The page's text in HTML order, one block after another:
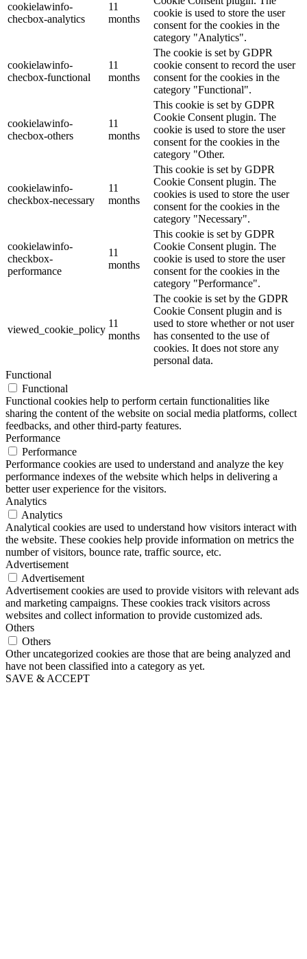
cookielawinfo-
checbox-analytics
11
months
cookie is used to store the user
consent for the cookies in the
category "Analytics".
cookielawinfo-
checbox-functional
11
months
The cookie is set by GDPR
cookie consent to record the user
consent for the cookies in the
category "Functional".
cookielawinfo-
checbox-others
11
months
This cookie is set by GDPR
Cookie Consent plugin. The
cookie is used to store the user
consent for the cookies in the
category "Other.
cookielawinfo-
checkbox-necessary
11
months
This cookie is set by GDPR
Cookie Consent plugin. The
cookies is used to store the user
consent for the cookies in the
category "Necessary".
cookielawinfo-
checkbox-
performance
11
months
This cookie is set by GDPR
Cookie Consent plugin. The
cookie is used to store the user
consent for the cookies in the
category "Performance".
viewed_cookie_policy
11
months
The cookie is set by the GDPR
Cookie Consent plugin and is
used to store whether or not user
has consented to the use of
cookies. It does not store any
personal data.
Functional
Functional
Functional cookies help to perform certain functionalities like
sharing the content of the website on social media platforms, collect
feedbacks, and other third-party features.
Performance
Performance
Performance cookies are used to understand and analyze the key
performance indexes of the website which helps in delivering a
better user experience for the visitors.
Analytics
Analytics
Analytical cookies are used to understand how visitors interact with
the website. These cookies help provide information on metrics the
number of visitors, bounce rate, traffic source, etc.
Advertisement
Advertisement
Advertisement cookies are used to provide visitors with relevant ads
and marketing campaigns. These cookies track visitors across
websites and collect information to provide customized ads.
Others
Others
Other uncategorized cookies are those that are being analyzed and
have not been classified into a category as yet.
SAVE & ACCEPT